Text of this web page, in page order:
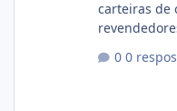
carteiras de
operação.
0